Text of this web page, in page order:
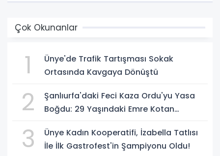
Çok Okunanlar
1
Ünye'de Trafik Tartışması Sokak
Ortasında Kavgaya Dönüştü
2
Şanlıurfa'daki Feci Kaza Ordu'yu Yasa
Boğdu: 29 Yaşındaki Emre Kotan
3
Ünye Kadın Kooperatifi, İzabella Tatlısı
İle İlk Gastrofest'in Şampiyonu Oldu!